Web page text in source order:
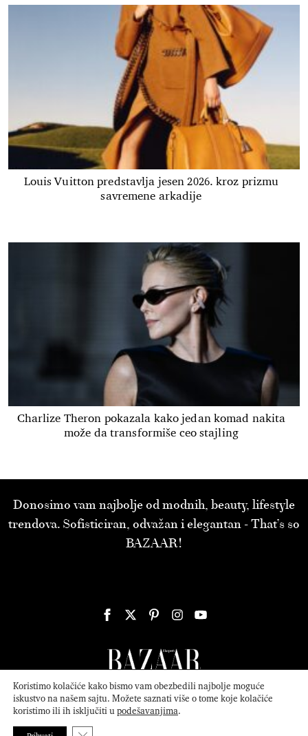
Louis Vuitton predstavlja jesen 2026. kroz prizmu
savremene arkadije
Charlize Theron pokazala kako jedan komad nakita
može da transformiše ceo stajling
Donosimo vam najbolje od modnih, beauty, lifestyle
trendova. Sofisticiran, odvažan i elegantan - That’s so
BAZAAR!
© 2026ATTICA MEDIASerbia, Inc. All Rights Reserved.
Koristimo kolačiće kako bismo vam obezbedili najbolje moguće
iskustvo na našem sajtu. Možete saznati više o tome koje kolačiće
koristimo ili ih isključiti upodešavanjima.